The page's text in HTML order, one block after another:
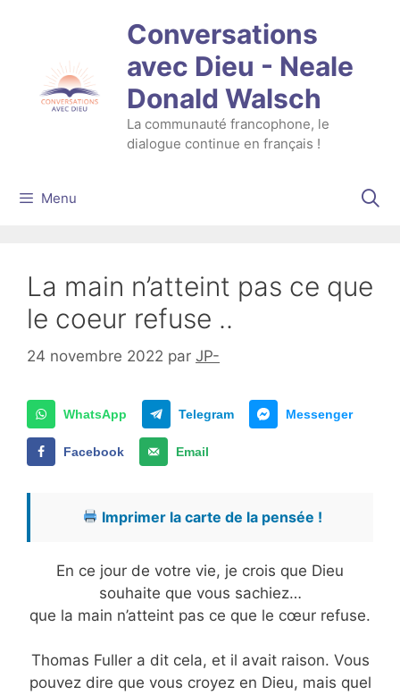
Conversations
avec Dieu - Neale
Donald Walsch
La communauté francophone, le
dialogue continue en français !
Menu
La main n’atteint pas ce que
le coeur refuse ..
24 novembre 2022 par JP-
WhatsApp Telegram Messenger
Facebook Email
Imprimer la carte de la pensée !
En ce jour de votre vie, je crois que Dieu
souhaite que vous sachiez…
que la main n’atteint pas ce que le cœur refuse.
Thomas Fuller a dit cela, et il avait raison. Vous
pouvez dire que vous croyez en Dieu, mais quel